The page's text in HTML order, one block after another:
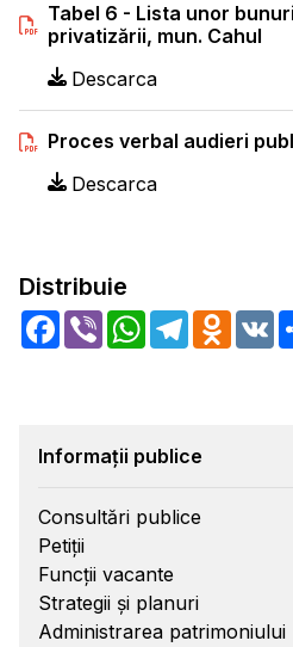
Tabel 6 - Lista unor
privatizării, mun. Cahul
Descarca
Proces verbal audieri
Descarca
Distribuie
Facebook
Viber WhatsApp
Telegram
Informații publice
Consultări publice
Petiții
Funcții vacante
Strategii și planuri
Administrarea patrimoniului